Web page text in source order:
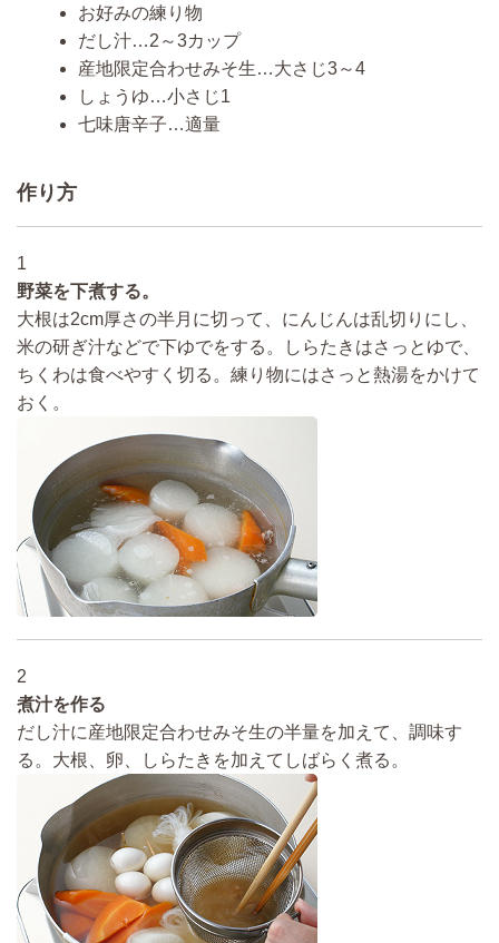
お好みの練り物
だし汁…2～3カップ
産地限定合わせみそ生…大さじ3～4
しょうゆ…小さじ1
七味唐辛子…適量
作り方
1
野菜を下煮する。
大根は2cm厚さの半月に切って、にんじんは乱切りにし、
米の研ぎ汁などで下ゆでをする。しらたきはさっとゆで、
ちくわは食べやすく切る。練り物にはさっと熱湯をかけて
おく。
2
煮汁を作る
だし汁に産地限定合わせみそ生の半量を加えて、調味す
る。大根、卵、しらたきを加えてしばらく煮る。